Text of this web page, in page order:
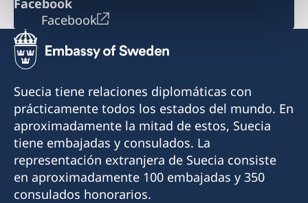
Facebook
Suecia tiene relaciones diplomáticas con
prácticamente todos los estados del mundo. En
aproximadamente la mitad de estos, Suecia
tiene embajadas y consulados. La
representación extranjera de Suecia consiste
en aproximadamente 100 embajadas y 350
consulados honorarios.